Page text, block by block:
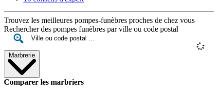
Trouvez les meilleures pompes-funèbres proches de chez vous
Rechercher des pompes funèbres par ville ou code postal
Marbrerie
Comparer les marbriers